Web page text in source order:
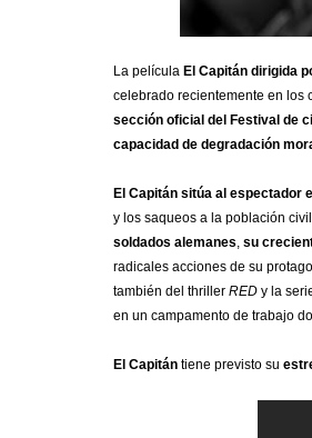
La película El Capitán dirigida
celebrado recientemente en los
sección oficial del Festival de
capacidad de degradación
El Capitán sitúa al espectador
y los saqueos a la población
soldados alemanes, su
radicales acciones de su
también del thriller RED y la
en un campamento de trabajo
El Capitán tiene previsto su